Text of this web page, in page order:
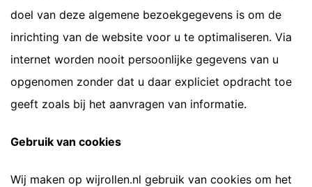
doel van deze algemene bezoekgegevens is om de
inrichting van de website voor u te optimaliseren. Via
internet worden nooit persoonlijke gegevens van u
opgenomen zonder dat u daar expliciet opdracht toe
geeft zoals bij het aanvragen van informatie.
Gebruik van cookies
Wij maken op wijrollen.nl gebruik van cookies om het